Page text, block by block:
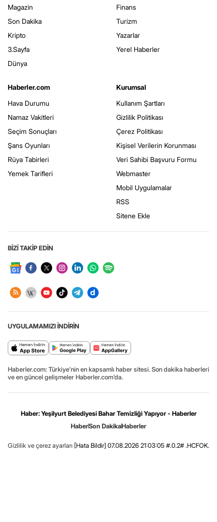
Magazin
Son Dakika
Kripto
3.Sayfa
Dünya
Finans
Turizm
Yazarlar
Yerel Haberler
Haberler.com
Hava Durumu
Namaz Vakitleri
Seçim Sonuçları
Şans Oyunları
Rüya Tabirleri
Yemek Tarifleri
Kurumsal
Kullanım Şartları
Gizlilik Politikası
Çerez Politikası
Kişisel Verilerin Korunması
Veri Sahibi Başvuru Formu
Webmaster
Mobil Uygulamalar
RSS
Sitene Ekle
BİZİ TAKİP EDİN
UYGULAMAMIZI İNDİRİN
Haberler.com: Türkiye’nin en kapsamlı haber sitesi. Son dakika haberleri
ve en güncel gelişmeler Haberler.com’da.
Haber: Yeşilyurt Belediyesi Bahar Temizliği Yapıyor - Haberler
HaberSon DakikaHaberler
Gizlilik ve çerez ayarları [Hata Bildir] 07.08.2026 21:03:05 #.0.2# .HCFOK.